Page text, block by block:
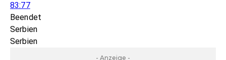
83:77
Beendet
Serbien
Serbien
- Anzeige -